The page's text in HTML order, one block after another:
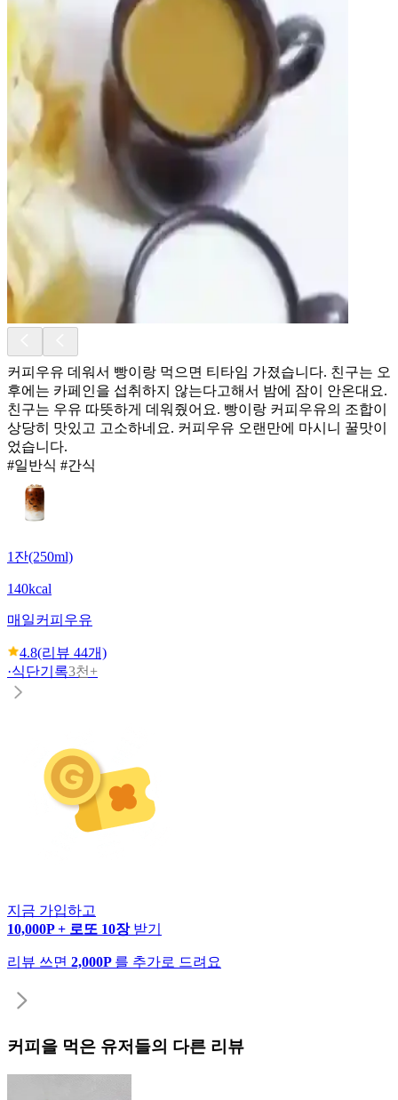
커피우유 데워서 빵이랑 먹으면 티타임 가졌습니다. 친구는 오
후에는 카페인을 섭취하지 않는다고해서 밤에 잠이 안온대요.
친구는 우유 따뜻하게 데워줬어요. 빵이랑 커피우유의 조합이
상당히 맛있고 고소하네요. 커피우유 오랜만에 마시니 꿀맛이
었습니다.
#일반식 #간식
1잔(250ml)
140kcal
매일커피우유
4.8(리뷰 44개)
·식단기록3천+
지금 가입하고
10,000P + 로또 10장 받기
리뷰 쓰면 2,000P 를 추가로 드려요
커피 을 먹은 유저들의 다른 리뷰